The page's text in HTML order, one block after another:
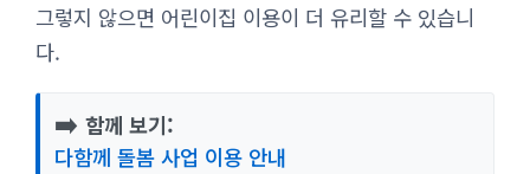
그렇지 않으면 어린이집 이용이 더 유리할 수 있습니
다.
➡️ 함께 보기:
다함께 돌봄 사업 이용 안내